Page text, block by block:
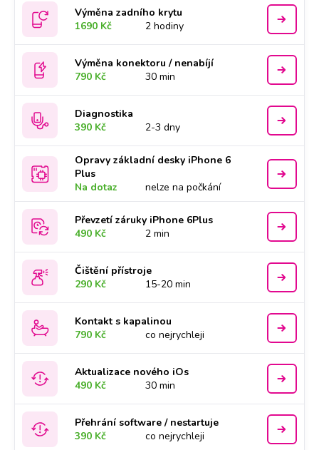
Výměna zadního krytu
1690 Kč
2 hodiny
Výměna konektoru / nenabíjí
790 Kč
30 min
Diagnostika
390 Kč
2-3 dny
Opravy základní desky iPhone 6
Plus
Na dotaz
nelze na počkání
Převzetí záruky iPhone 6Plus
490 Kč
2 min
Čištění přístroje
290 Kč
15-20 min
Kontakt s kapalinou
790 Kč
co nejrychleji
Aktualizace nového iOs
490 Kč
30 min
Přehrání software / nestartuje
390 Kč
co nejrychleji